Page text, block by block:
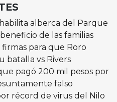
alberca del Parque
de las familias
para que Roro
batalla vs Rivers
pagó 200 mil pesos por
falso
récord de virus del Nilo